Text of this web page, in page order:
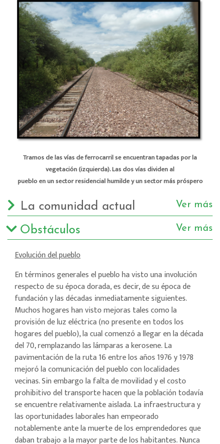
Tramos de las vías de ferrocarril se encuentran tapadas por la
vegetación (izquierda). Las dos vías dividen al
pueblo en un sector residencial humilde y un sector más próspero
La comunidad actual Ver más
Obstáculos Ver más
Evolución del pueblo
En términos generales el pueblo ha visto una involución
respecto de su época dorada, es decir, de su época de
fundación y las décadas inmediatamente siguientes.
Muchos hogares han visto mejoras tales como la
provisión de luz eléctrica (no presente en todos los
hogares del pueblo), la cual comenzó a llegar en la década
del 70, remplazando las lámparas a kerosene. La
pavimentación de la ruta 16 entre los años 1976 y 1978
mejoró la comunicación del pueblo con localidades
vecinas. Sin embargo la falta de movilidad y el costo
prohibitivo del transporte hacen que la población todavía
se encuentre relativamente aislada. La infraestructura y
las oportunidades laborales han empeorado
notablemente ante la muerte de los emprendedores que
daban trabajo a la mayor parte de los habitantes. Nunca